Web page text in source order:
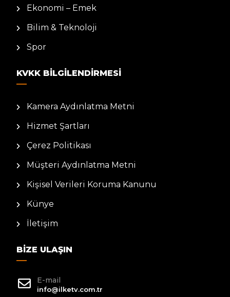
Ekonomi – Emek
Bilim & Teknoloji
Spor
KVKK BILGILENDIRMESI
Kamera Aydınlatma Metni
Hizmet Şartları
Çerez Politikası
Müşteri Aydınlatma Metni
Kişisel Verileri Koruma Kanunu
Künye
İletişim
BIZE ULAŞIN
E-mail
info@ilketv.com.tr